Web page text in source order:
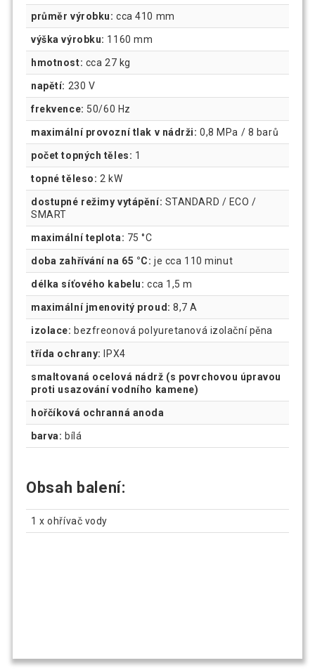
průměr výrobku: cca 410 mm
výška výrobku: 1160 mm
hmotnost: cca 27 kg
napětí: 230 V
frekvence: 50/60 Hz
maximální provozní tlak v nádrži: 0,8 MPa / 8 barů
počet topných těles: 1
topné těleso: 2 kW
dostupné režimy vytápění: STANDARD / ECO /
SMART
maximální teplota: 75 °C
doba zahřívání na 65 °C: je cca 110 minut
délka síťového kabelu: cca 1,5 m
maximální jmenovitý proud: 8,7 A
izolace: bezfreonová polyuretanová izolační pěna
třída ochrany: IPX4
smaltovaná ocelová nádrž (s povrchovou úpravou
proti usazování vodního kamene)
hořčíková ochranná anoda
barva: bílá
Obsah balení:
1 x ohřívač vody